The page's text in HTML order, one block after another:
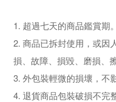
1. 超過七天的商品鑑賞期。
2. 商品已拆封使用，或因
損、故障、損毀、磨損、
3. 外包裝輕微的損壞，不
4. 退貨商品包裝破損不完